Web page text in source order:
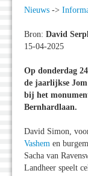
Nieuws ->
Bron: David
15-04-2025
Op donderdag
de jaarlijkse
bij het
Bernhardlaan.
David Simon,
Vashem en
Sacha van
Landheer speelt